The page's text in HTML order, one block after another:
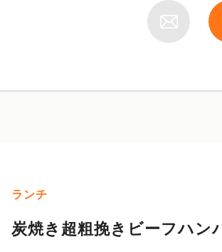
ランチ
炭焼き超粗挽きビーフハン